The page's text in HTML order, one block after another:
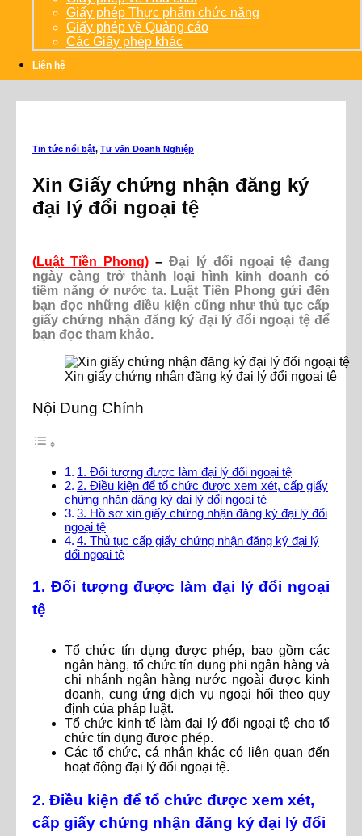
Giấy phép Thực phẩm chức năng
Giấy phép về Quảng cáo
Các Giấy phép khác
Liên hệ
Tin tức nổi bật, Tư vấn Doanh Nghiệp
Xin Giấy chứng nhận đăng ký
đại lý đổi ngoại tệ
(Luật Tiền Phong) –Đại lý đổi ngoạitệ đang
ngày càng trở thành loại hình kinh doanh có
tiềm năng ở nước ta. Luật Tiền Phong gửi đến
bạn đọc những điều kiện cũng như thủ tục cấp
giấy chứng nhận đăng ký đại lý đổi ngoại tệ để
bạn đọc tham khảo.
Xin giấy chứng nhận đăng ký đại lý đổi ngoại tệ
Nội Dung Chính
1. Đối tượng được làm đại lý đổi ngoại tệ
2. Điều kiện để tổ chức được xem xét, cấp giấy
chứng nhận đăng ký đại lý đổi ngoại tệ
3. Hồ sơ xin giấy chứng nhận đăng ký đại lý đổi
ngoại tệ
4. Thủ tục cấp giấy chứng nhận đăng ký đại lý
đổi ngoại tệ
1. Đối tượng được làm đại lý đổi ngoại
tệ
Tổ chức tín dụng được phép, bao gồm các
ngân hàng, tổ chức tín dụng phi ngân hàng và
chi nhánh ngân hàng nước ngoài được kinh
doanh, cung ứng dịch vụ ngoại hối theo quy
định của pháp luật.
Tổ chức kinh tế làm đại lý đổi ngoại tệ cho tổ
chức tín dụng được phép.
Các tổ chức, cá nhân khác có liên quan đến
hoạt động đại lý đổi ngoại tệ.
2. Điều kiện để tổ chức được xem xét,
cấp giấy chứng nhận đăng ký đại lý đổi